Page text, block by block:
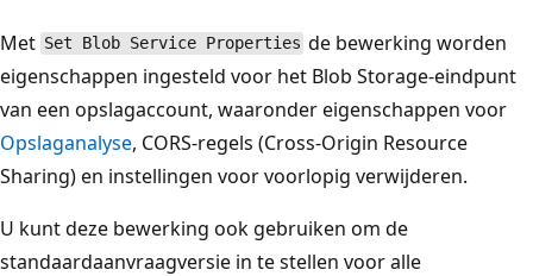
Met Set Blob Service Properties de bewerking worden
eigenschappen ingesteld voor het Blob Storage-eindpunt
van een opslagaccount, waaronder eigenschappen voor
Opslaganalyse, CORS-regels (Cross-Origin Resource
Sharing) en instellingen voor voorlopig verwijderen.
U kunt deze bewerking ook gebruiken om de
standaardaanvraagversie in te stellen voor alle